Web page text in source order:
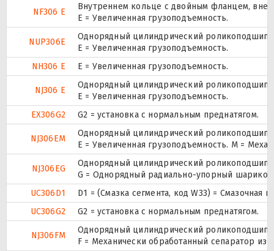
NF306 E
Внутреннем кольце с двойным фланцем,
Е = Увеличенная грузоподъемность.
NUP306E
Однорядный цилиндрический
Е = Увеличенная грузоподъемность.
NH306 E
Е = Увеличенная грузоподъемность.
NJ306 E
Однорядный цилиндрический
Е = Увеличенная грузоподъемность.
EX306G2
G2 = установка с нормальным преднатягом.
NJ306EM
Однорядный цилиндрический
E = Увеличенная грузоподъемность. М =
NJ306EG
Однорядный цилиндрический
G = Однорядный радиально-упорный
UC306D1
D1 = (Смазка сегмента, код W33) =
UC306G2
G2 = установка с нормальным преднатягом.
NJ306FM
Однорядный цилиндрический
F = Механически обработанный сепаратор